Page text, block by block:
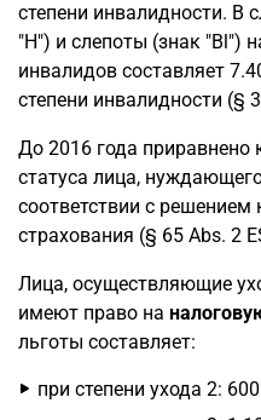
степени инвалидности. В
"H") и слепоты (знак "Bl")
инвалидов составляет
степени инвалидности (§
До 2016 года приравнено
статуса лица,
соответствии с
страхования (§ 65 Abs. 2
Лица, осуществляющие
имеют право на
льготы составляет:
при степени ухода 2: